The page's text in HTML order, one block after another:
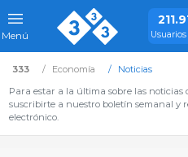
Menú Usuarios
333 Economía
Noticias
Para estar a la última sobre las noticias
suscribirte a nuestro boletín semanal y
electrónico.